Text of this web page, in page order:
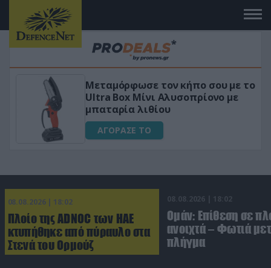
Μεταμόρφωσε τον κήπο σου με το
Ultra Box Μίνι Αλυσοπρίονο με
μπαταρία λιθίου
ΑΓΟΡΑΣΕ ΤΟ
08.08.2026 | 18:02
Πλοίο της ADNOC των ΗΑΕ
κτυπήθηκε από πύραυλο στα
Στενά του Ορμούζ
08.08.2026 | 18:02
Ομάν: Επίθεση σε
ανοιχτά – Φωτιά
πλήγμα